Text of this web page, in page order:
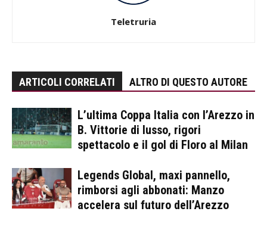
Teletruria
ARTICOLI CORRELATI ALTRO DI QUESTO AUTORE
L’ultima Coppa Italia con l’Arezzo in
B. Vittorie di lusso, rigori
spettacolo e il gol di Floro al Milan
Legends Global, maxi pannello,
rimborsi agli abbonati: Manzo
accelera sul futuro dell’Arezzo